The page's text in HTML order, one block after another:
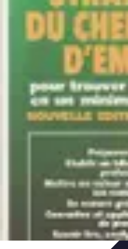
Stratégie Échecs
Stratégies Stratégies et Techniques
d'ÉchecsBases du Jeu
Stratégie Échecs